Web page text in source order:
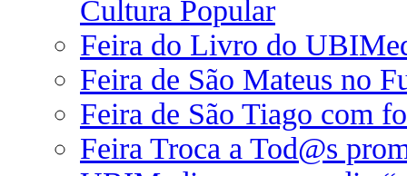
Cultura Popular
Feira do Livro do
Feira de São Mateus no
Feira de São Tiago com
Feira Troca a Tod@s